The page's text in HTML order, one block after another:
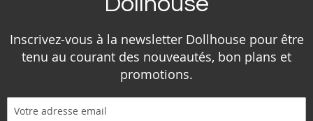
Inscrivez-vous à la newsletter Dollhouse pour être
tenu au courant des nouveautés, bon plans et
promotions.